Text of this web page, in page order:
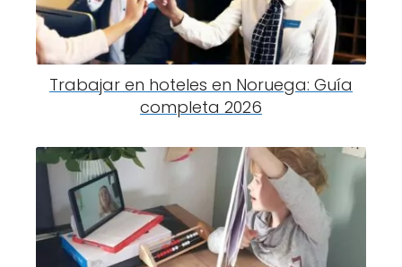
Trabajar en hoteles en Noruega: Guía
completa 2026